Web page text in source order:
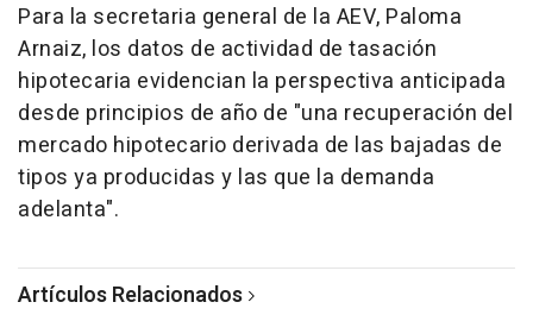
Para la secretaria general de la AEV, Paloma
Arnaiz, los datos de actividad de tasación
hipotecaria evidencian la perspectiva anticipada
desde principios de año de "una recuperación del
mercado hipotecario derivada de las bajadas de
tipos ya producidas y las que la demanda
adelanta".
Artículos Relacionados